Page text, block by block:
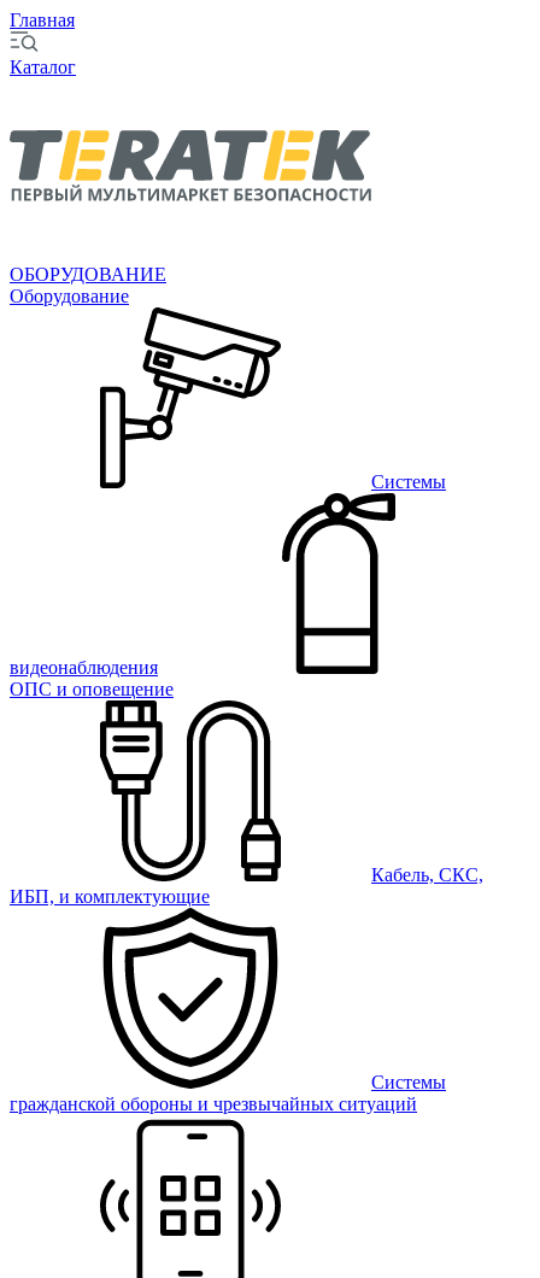
Главная
Каталог
ОБОРУДОВАНИЕ
Оборудование
Системы
видеонаблюдения
ОПС и оповещение
Кабель, СКС,
ИБП, и комплектующие
Системы
гражданской обороны и чрезвычайных ситуаций